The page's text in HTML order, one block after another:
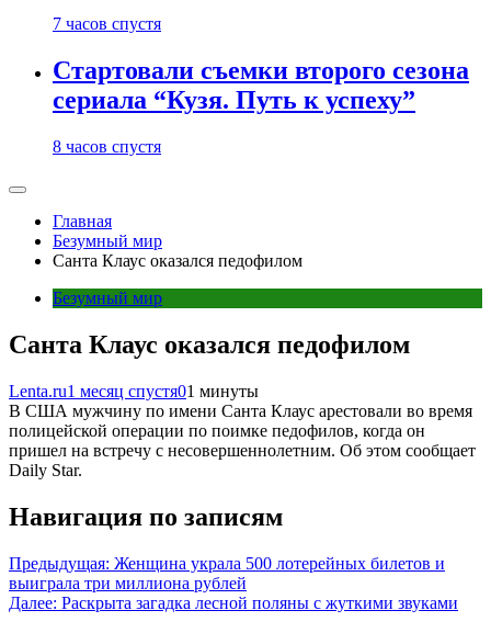
7 часов спустя
Стартовали съемки второго сезона
сериала “Кузя. Путь к успеху”
8 часов спустя
Главная
Безумный мир
Санта Клаус оказался педофилом
Безумный мир
Санта Клаус оказался педофилом
Lenta.ru1 месяц спустя01 минуты
В США мужчину по имени Санта Клаус арестовали во время
полицейской операции по поимке педофилов, когда он
пришел на встречу с несовершеннолетним. Об этом сообщает
Daily Star.
Навигация по записям
Предыдущая: Женщина украла 500 лотерейных билетов и
выиграла три миллиона рублей
Далее: Раскрыта загадка лесной поляны с жуткими звуками